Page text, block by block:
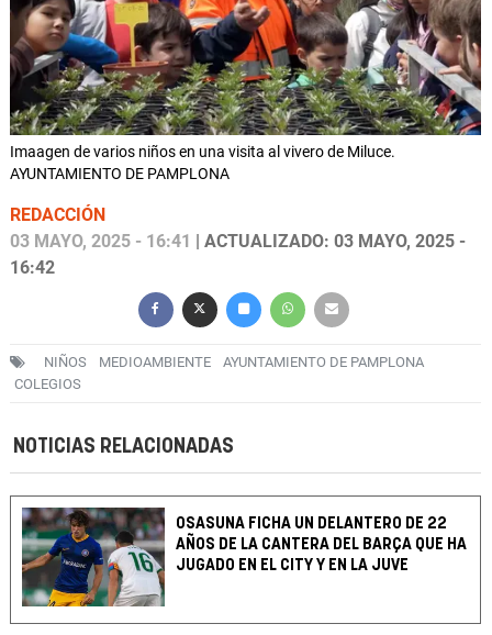
Imaagen de varios niños en una visita al vivero de Miluce.
AYUNTAMIENTO DE PAMPLONA
REDACCIÓN
03 MAYO, 2025 - 16:41
| ACTUALIZADO: 03 MAYO, 2025 -
16:42
NIÑOS MEDIOAMBIENTE
AYUNTAMIENTO DE PAMPLONA
COLEGIOS
NOTICIAS RELACIONADAS
OSASUNA FICHA UN DELANTERO DE 22
AÑOS DE LA CANTERA DEL BARÇA QUE HA
JUGADO EN EL CITY Y EN LA JUVE